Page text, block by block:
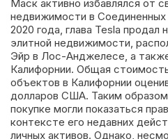
Маск активно избавлялся от
недвижимости в
2020 года, глава Tesla продал
элитной недвижимости,
Эйр в Лос-Анджелесе, а
Калифорнии. Общая
объектов в Калифорнии
долларов США. Таким
покупке могли показаться
контексте его недавних
личных активов. Однако,